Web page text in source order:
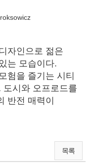
자인으로 젊은
는 모습이다.
험을 즐기는 시티
도시와 오프로드를
반전 매력이
목록